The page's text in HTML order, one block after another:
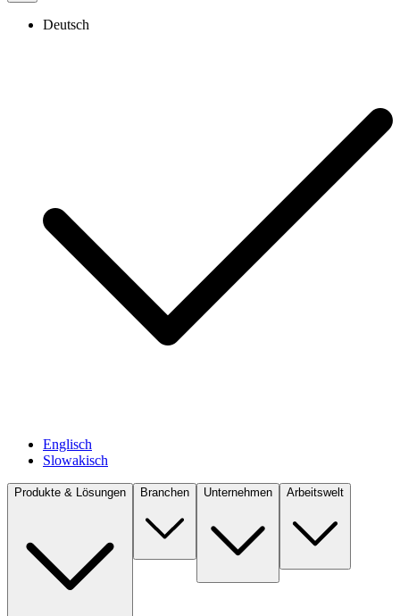
Deutsch
Englisch
Slowakisch
Produkte & Lösungen Branchen Unternehmen Arbeitswelt